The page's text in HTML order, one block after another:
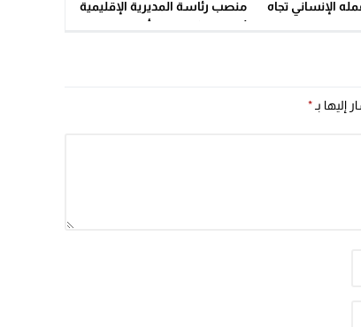
الإنساني تجاه
منصب رئاسة المديرية الإقليمية
إليها بـ *